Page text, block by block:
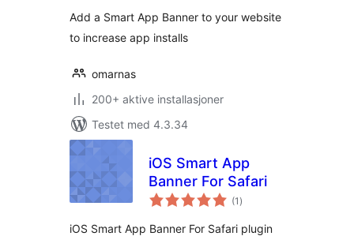
Add a Smart App Banner to your website
to increase app installs
omarnas
200+ aktive installasjoner
Testet med 4.3.34
iOS Smart App
Banner For Safari
(1 totale
vurderinger
)
iOS Smart App Banner For Safari plugin